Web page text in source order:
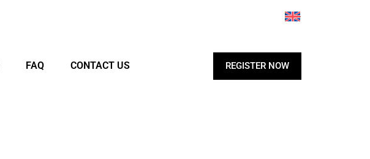
FAQ CONTACT US REGISTER NOW